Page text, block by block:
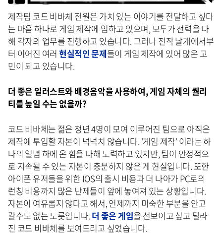
제작팀 코드 비바체 전원은 가치 있는 이야기를 전달하고 싶다
는 마음 하나로 게임 제작에 임하고 있으며, 모두가 전력을 다
해 각자의 업무를 진행하고 있습니다. 그러나 전작 날개에서부
터 이어진 여러 현실적인 문제들이 게임 제작에 있어 많은 고
민이 되고 있습니다.
더 좋은 일러스트와배경음악을 사용하여,게임 자체의 퀄리
티를높일 수는 없을까?
코드 비바체는 젊은 청년 4명이 모여 이루어진 팀으로 아직은
제작에 투입할 자본이 넉넉치 않습니다. '게임 제작' 이라는 하
나의 일념 하에 온 힘을 다해 노력하고 있지만, 팀이 안정적으
로 지속될 수 있는 자본이 충분하지 않은 게 현실입니다. 또한
아이폰 유저들을 위한 IOS의 출시 비용과 더 나아가 PC로의
런칭 비용까지 많은 난제들이 앞에 놓여져 있는 상황입니다.
자본이 여유롭지 않다고 해서, 언제까지 미숙한 부분을 안고
갈수도 없는 노릇입니다. 더 좋은 게임을 선보이고 싶고 달라
진 코드 비바체를 보여드리고 싶었습니다.